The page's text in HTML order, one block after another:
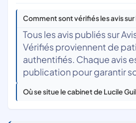
Comment sont vérifiés les avis sur
Tous les avis publiés sur
Vérifiés proviennent de
authentifiés. Chaque avis
publication pour garantir
Où se situe le cabinet de Lucile